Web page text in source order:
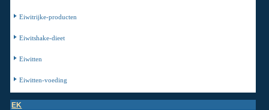
Eiwitrijke-producten
Eiwitshake-dieet
Eiwitten
Eiwitten-voeding
EK